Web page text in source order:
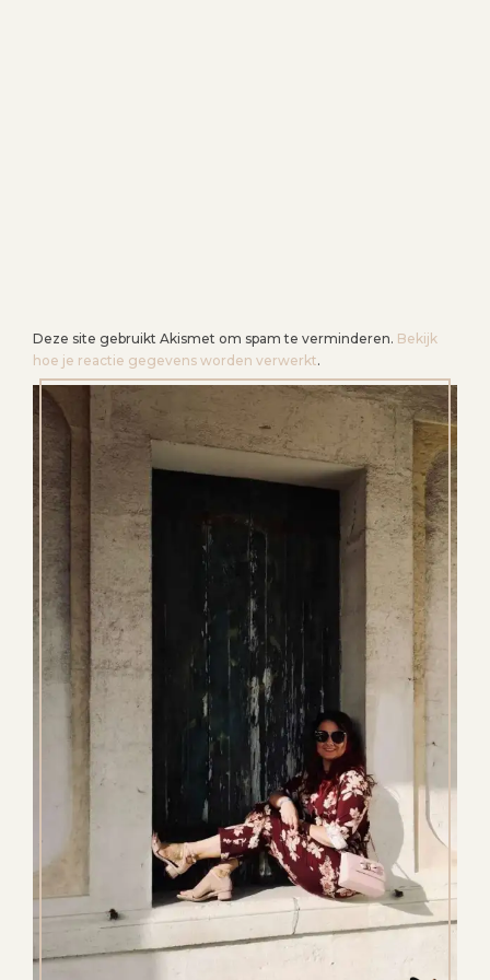
Deze site gebruikt Akismet om spam te verminderen. Bekijk
hoe je reactie gegevens worden verwerkt.